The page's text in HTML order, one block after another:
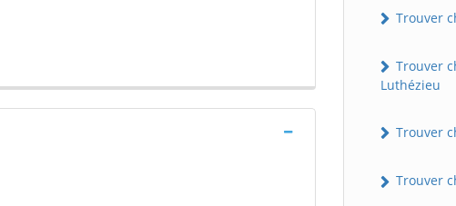
Trouver
Trouver
Luthézieu
Trouver
Trouver